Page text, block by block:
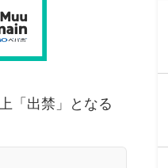
「出禁」となる